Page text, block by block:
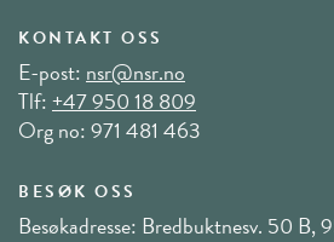
KONTAKT OSS
E-post: nsr@nsr.no
Tlf:+47 950 18 809
Org no: 971 481 463
BESØK OSS
Besøkadresse: Bredbuktnesv. 50 B,